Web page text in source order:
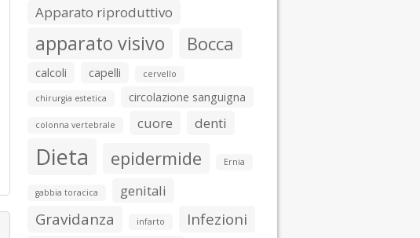
Apparato riproduttivo
apparato visivo Bocca
calcoli capelli cervello
chirurgia estetica circolazione sanguigna
colonna vertebrale cuore denti
Dieta epidermide Ernia
gabbia toracica genitali
Gravidanza infarto Infezioni